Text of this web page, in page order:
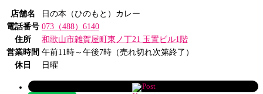
店舗名
日の本（ひのもと）カレー
電話番号 073（488）6140
住所
和歌山市雑賀屋町東ノ丁21 玉置ビル1階
営業時間 午前11時～午後7時（売れ切れ次第終了）
休日
日曜
Post